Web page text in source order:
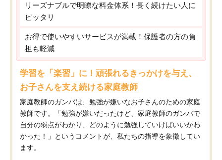
リーズナブルで明瞭な料金体系！長く続けたい人に
ピッタリ
お得で使いやすいサービスが満載！保護者の方の負
担も軽減
学習を「楽習」に！頑張れるきっかけを与え、
お子さんを支え続ける家庭教師
家庭教師のガンバは、勉強が嫌いなお子さんのための家庭
教師です。「勉強が嫌いだったけど、家庭教師のガンバで
自分の弱点がわかり、どのように勉強していけばいいかわ
かった！」というコメントが、私たちの指導を象徴してい
ます。